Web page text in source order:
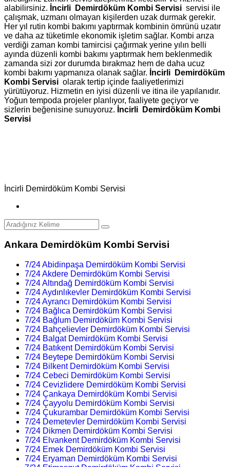
alabilirsiniz. İncirli Demirdöküm Kombi Servisi servisi ile
çalışmak, uzmanı olmayan kişilerden uzak durmak gerekir.
Her yıl rutin kombi bakımı yaptırmak kombinin ömrünü uzatır
ve daha az tüketimle ekonomik işletim sağlar. Kombi arıza
verdiği zaman kombi tamircisi çağırmak yerine yılın belli
ayında düzenli kombi bakımı yaptırmak hem beklenmedik
zamanda sizi zor durumda bırakmaz hem de daha ucuz
kombi bakımı yapmanıza olanak sağlar. İncirli Demirdöküm
Kombi Servisi olarak tertip içinde faaliyetlerimizi
yürütüyoruz. Hizmetin en iyisi düzenli ve itina ile yapılanıdır.
Yoğun tempoda projeler planlıyor, faaliyete geçiyor ve
sizlerin beğenisine sunuyoruz. İncirli Demirdöküm Kombi
Servisi
İncirli Demirdöküm Kombi Servisi
Ankara Demirdöküm Kombi Servisi
7/24 Abidinpaşa Demirdöküm Kombi Servisi
7/24 Akdere Demirdöküm Kombi Servisi
7/24 Altındağ Demirdöküm Kombi Servisi
7/24 Aydınlıkevler Demirdöküm Kombi Servisi
7/24 Ayrancı Demirdöküm Kombi Servisi
7/24 Bağlıca Demirdöküm Kombi Servisi
7/24 Bağlum Demirdöküm Kombi Servisi
7/24 Bahçelievler Demirdöküm Kombi Servisi
7/24 Balgat Demirdöküm Kombi Servisi
7/24 Batıkent Demirdöküm Kombi Servisi
7/24 Beytepe Demirdöküm Kombi Servisi
7/24 Bilkent Demirdöküm Kombi Servisi
7/24 Cebeci Demirdöküm Kombi Servisi
7/24 Cevizlidere Demirdöküm Kombi Servisi
7/24 Çankaya Demirdöküm Kombi Servisi
7/24 Çayyolu Demirdöküm Kombi Servisi
7/24 Çukurambar Demirdöküm Kombi Servisi
7/24 Demetevler Demirdöküm Kombi Servisi
7/24 Dikmen Demirdöküm Kombi Servisi
7/24 Elvankent Demirdöküm Kombi Servisi
7/24 Emek Demirdöküm Kombi Servisi
7/24 Eryaman Demirdöküm Kombi Servisi